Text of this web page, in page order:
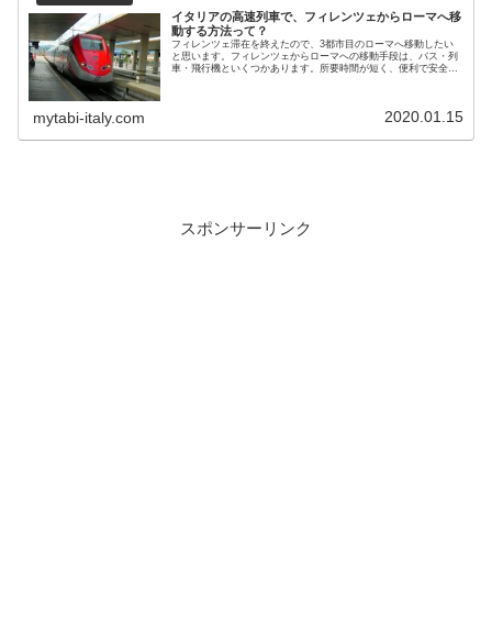
イタリアの高速列車で、フィレンツェからローマへ移
動する方法って？
フィレンツェ滞在を終えたので、3都市目のローマへ移動したい
と思います。フィレンツェからローマへの移動手段は、バス・列
車・飛行機といくつかあります。所要時間が短く、便利で安全な
mytabi-italy.com 2020.01.15
スポンサーリンク